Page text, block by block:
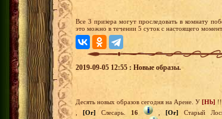
Все 3 призера могут проследовать в комнату
это можно в течении 5 суток с настоящего
2019-09-05 12:55 : Новые образы.
Десять новых образов сегодня на Арене. У [Hb]
,[Or] Слесарь. 16 ,[Or] Старый